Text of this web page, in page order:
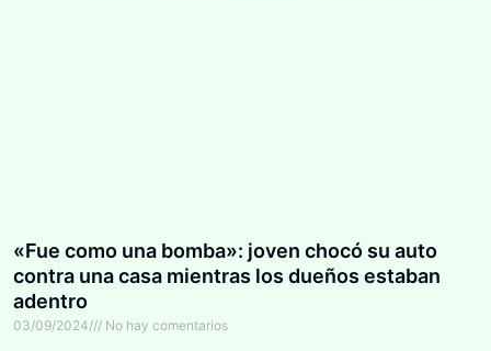
«Fue como una bomba»: joven chocó su auto
contra una casa mientras los dueños estaban
adentro
03/09/2024 No hay comentarios